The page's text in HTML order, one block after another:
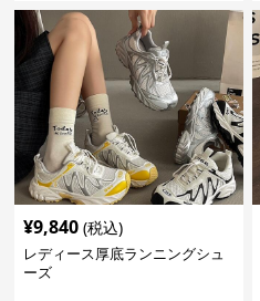
¥9,840 (税込)
レディース厚底ランニングシュ
ーズ